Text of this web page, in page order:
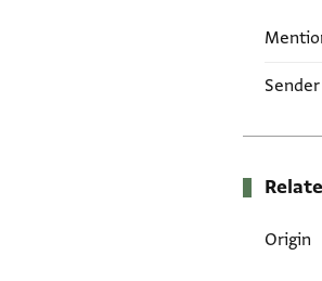
Sender
Origin